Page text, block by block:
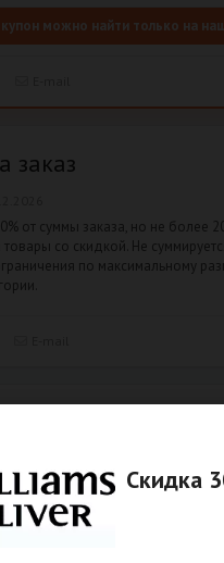
можно найти только на
заказ
от суммы заказа, но не более
со скидкой. Не
по максимальному
– успей приобрести по
Скидка